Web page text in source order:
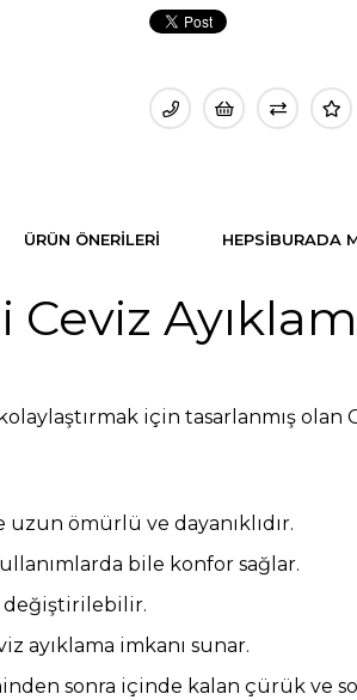
ÜRÜN ÖNERILERI HEPSIBURADA
için tasarlanmış olan
ömürlü ve dayanıklıdır.
bile konfor sağlar.
değiştirilebilir.
ayıklama imkanı sunar.
sonra içinde kalan çürük ve